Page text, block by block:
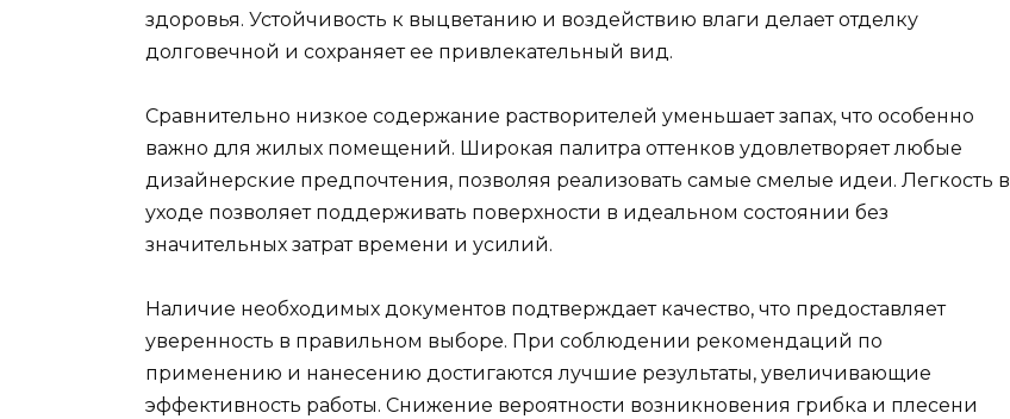
здоровья. Устойчивость к выцветанию и воздействию влаги делает отделку
долговечной и сохраняет ее привлекательный вид.
Сравнительно низкое содержание растворителей уменьшает запах, что особенно
важно для жилых помещений. Широкая палитра оттенков удовлетворяет любые
дизайнерские предпочтения, позволяя реализовать самые смелые идеи. Легкость в
уходе позволяет поддерживать поверхности в идеальном состоянии без
значительных затрат времени и усилий.
Наличие необходимых документов подтверждает качество, что предоставляет
уверенность в правильном выборе. При соблюдении рекомендаций по
применению и нанесению достигаются лучшие результаты, увеличивающие
эффективность работы. Снижение вероятности возникновения грибка и плесени